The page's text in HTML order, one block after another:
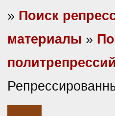
» Поиск
материалы »
политрепрессий